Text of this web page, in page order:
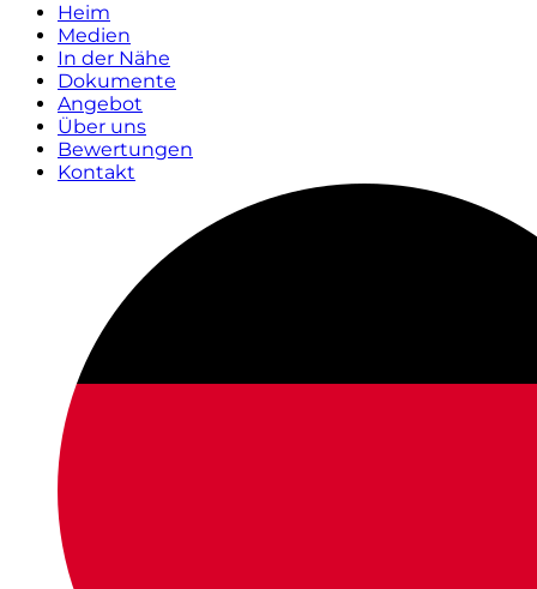
Heim
Medien
In der Nähe
Dokumente
Angebot
Über uns
Bewertungen
Kontakt